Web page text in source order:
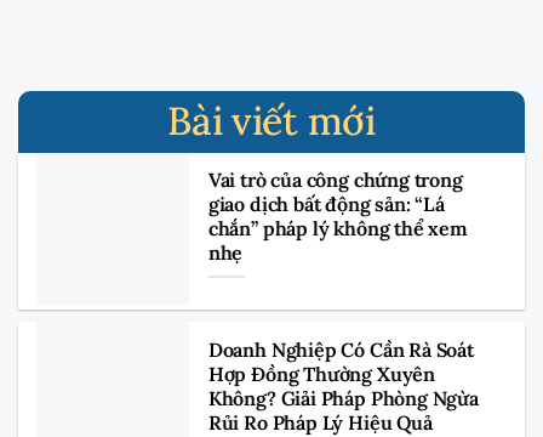
Bài viết mới
Vai trò của công chứng trong
giao dịch bất động sản: “Lá
chắn” pháp lý không thể xem
nhẹ
Doanh Nghiệp Có Cần Rà Soát
Hợp Đồng Thường Xuyên
Không? Giải Pháp Phòng Ngừa
Rủi Ro Pháp Lý Hiệu Quả